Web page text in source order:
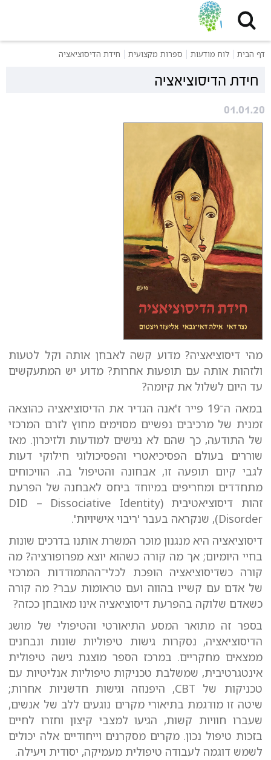
דף הבית לוח מודעות ספרות מקצועית חידת הדיסוציאציה
חידת הדיסוציאציה
01.01.20
מהי דיסוציאציה? מדוע קשה לאבחן אותה וקל לטעות
ולזהות אותה עם תופעות אחרות? מדוע יש המתעקשים
עד היום לשלול את קיומה?
במאה ה־19 פייר ז'אנה הגדיר את הדיסוציאציה כהוצאה
זמנית של מרכיבים נפשיים מסוימים מחוץ לזרם המרכזי
של התודעה, כך שהם לא נגישים למודעות ולזיכרון. מאז
שוררים בעולם הפסיכיאטרי והפסיכולוגי חילוקי דעות
לגבי קיום תופעה זו, אבחונה והטיפול בה. הוויכוחים
מתחדדים ומחריפים במיוחד ביחס לאבחנה של הפרעת
זהות דיסוציאטיבית (DID – Dissociative Identity
Disorder), שנקראה בעבר 'ריבוי אישיויות'.
דיסוציאציה היא מנגנון מוכר המשרת אותנו בדרכים שונות
בחיי היומיום; אך מה קורה כשהוא יוצא מפרופורציה? מה
קורה כשדיסוציאציה הופכת לכלי־ההתמודדות המרכזי
של אדם עם קשייו בהווה ועם טראומות עבר? מה קורה
כשאדם שלוקה בהפרעת דיסוציאציה אינו מאובחן ככזה?
בספר זה מתואר המסע התיאורטי והטיפולי של מושג
הדיסוציאציה, נסקרות גישות טיפוליות שונות ונבחנים
ממצאים מחקריים. במרכז הספר מוצגת גישה טיפולית
אינטגרטיבית, שמשלבת טכניקות טיפוליות אנליטיות עם
טכניקות של CBT, היפנוזה וגישות חדשניות אחרות;
שיטה זו מודגמת בתיאורי מקרים נוגעים ללב של אנשים,
שעברו חוויות קשות, הגיעו למצבי קיצון וחזרו לחיים
בזכות טיפול נכון. מקרים מסקרנים וייחודיים אלה יכולים
לשמש דוגמה לעבודה טיפולית מעמיקה, יסודית ויעילה.